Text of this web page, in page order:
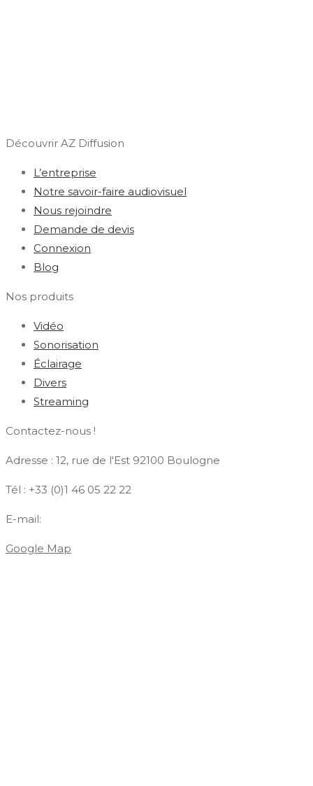
Découvrir AZ Diffusion
L’entreprise
Notre savoir-faire audiovisuel
Nous rejoindre
Demande de devis
Connexion
Blog
Nos produits
Vidéo
Sonorisation
Éclairage
Divers
Streaming
Contactez-nous !
Adresse : 12, rue de l'Est 92100 Boulogne
Tél : +33 (0)1 46 05 22 22
E-mail:
Google Map